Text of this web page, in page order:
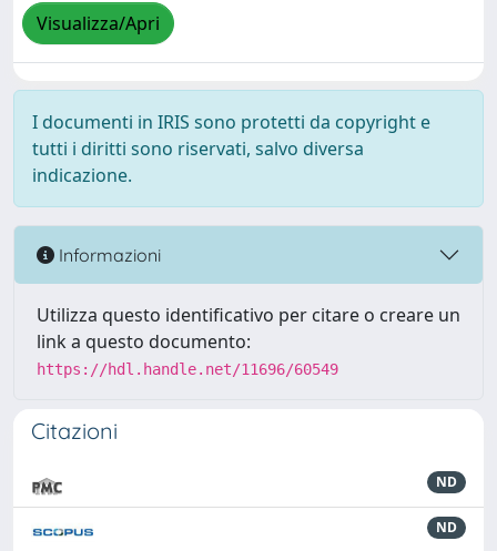
Visualizza/Apri
I documenti in IRIS sono protetti da copyright e
tutti i diritti sono riservati, salvo diversa
indicazione.
Informazioni
Utilizza questo identificativo per citare o creare un
link a questo documento:
https://hdl.handle.net/11696/60549
Citazioni
ND
ND